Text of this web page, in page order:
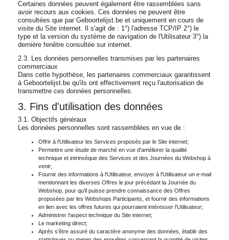
Certaines données peuvent également être rassemblées sans
avoir recours aux cookies. Ces données ne peuvent être
consultées que par Geboortelijst.be et uniquement en cours de
visite du Site internet. Il s'agit de : 1°) l'adresse TCP/IP 2°) le
type et la version du système de navigation de l'Utilisateur 3°) la
dernière fenêtre consultée sur internet.
2.3. Les données personnelles transmises par les partenaires
commerciaux
Dans cette hypothèse, les partenaires commerciaux garantissent
à Geboortelijst.be qu'ils ont effectivement reçu l'autorisation de
transmettre ces données personnelles.
3. Fins d'utilisation des données
3.1. Objectifs généraux
Les données personnelles sont rassemblées en vue de :
Offrir à l'Utilisateur les Services proposés par le Site internet;
Permettre une étude de marché en vue d'améliorer la qualité
technique et intrinsèque des Services et des Journées du Webshop à
venir;
Fournir des informations à l'Utilisateur, envoyer à l'Utilisateur un e-mail
mentionnant les diverses Offres le jour précédant la Journée du
Webshop, pour qu'il puisse prendre connaissance des Offres
proposées par les Webshops Participants, et fournir des informations
en lien avec les offres futures qui pourraient intéresser l'Utilisateur;
Administrer l'aspect technique du Site internet;
Le marketing direct;
Après s'être assuré du caractère anonyme des données, établir des